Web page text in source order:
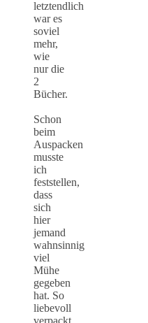
letztendlich
war es
soviel
mehr,
wie
nur die
2
Bücher.
Schon
beim
Auspacken
musste
ich
feststellen,
dass
sich
hier
jemand
wahnsinnig
viel
Mühe
gegeben
hat. So
liebevoll